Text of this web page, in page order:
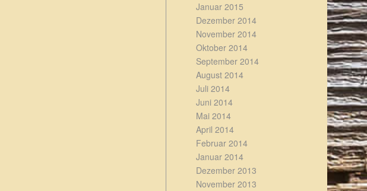
Januar 2015
Dezember 2014
November 2014
Oktober 2014
September 2014
August 2014
Juli 2014
Juni 2014
Mai 2014
April 2014
Februar 2014
Januar 2014
Dezember 2013
November 2013